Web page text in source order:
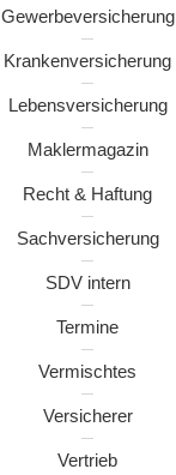
Gewerbeversicherung
Krankenversicherung
Lebensversicherung
Maklermagazin
Recht & Haftung
Sachversicherung
SDV intern
Termine
Vermischtes
Versicherer
Vertrieb